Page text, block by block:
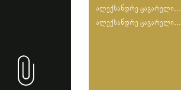
ალექსანდრე ცაგარელი...
ალექსანდრე ცაგარელი...